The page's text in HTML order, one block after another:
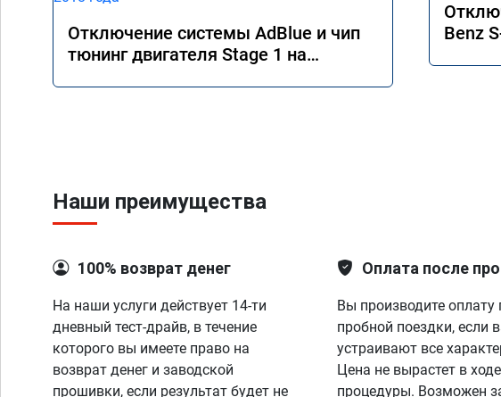
Отключение системы AdBlue и чип
тюнинг двигателя Stage 1 на
Benz
Наши преимущества
100% возврат денег
На наши услуги действует 14-ти
дневный тест-драйв, в течение
которого вы имеете право на
возврат денег и заводской
прошивки, если результат будет не
Оплата после
Вы производите оплату
пробной поездки, если
устраивают все
Цена не вырастет в ходе
процедуры. Возможен